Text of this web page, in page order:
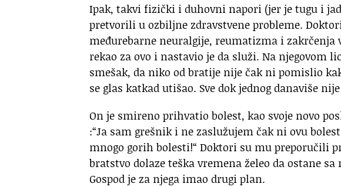
Ipak, takvi fizički i duhovni napori (jer je tugu i
pretvorili u ozbiljne zdravstvene probleme.
međurebarne neuralgije, reumatizma i zakrčenja
rekao za ovo i nastavio je da služi. Na njegovom
smešak, da niko od bratije nije čak ni pomislio
se glas katkad utišao. Sve dok jednog danaviše
On je smireno prihvatio bolest, kao svoje novo
:“Ja sam grešnik i ne zaslužujem čak ni ovu
mnogo gorih bolesti!“ Doktori su mu preporučili
bratstvo dolaze teška vremena želeo da ostane
Gospod je za njega imao drugi plan.